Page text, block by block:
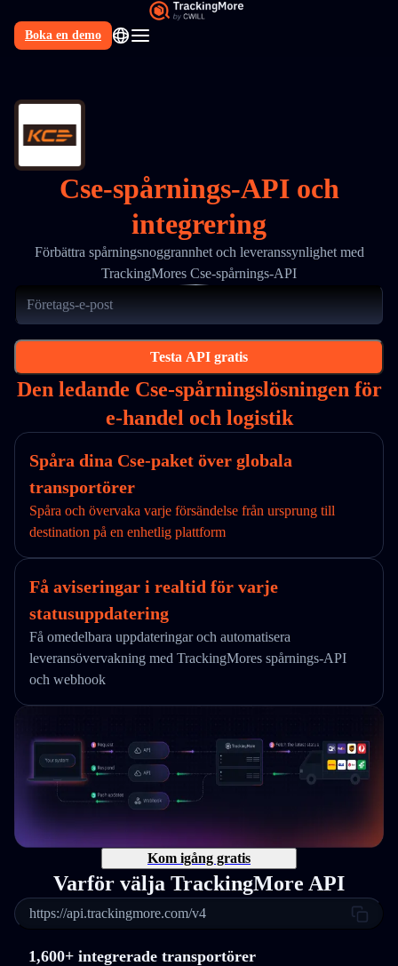
Boka en demo
Cse-spårnings-API och
integrering
Förbättra spårningsnoggrannhet och leveranssynlighet med
TrackingMores Cse-spårnings-API
Testa API gratis
Den ledande Cse-spårningslösningen för
e-handel och logistik
Spåra dina Cse-paket över globala
transportörer
Spåra och övervaka varje försändelse från ursprung till
destination på en enhetlig plattform
Få aviseringar i realtid för varje
statusuppdatering
Få omedelbara uppdateringar och automatisera
leveransövervakning med TrackingMores spårnings-API
och webhook
Kom igång gratis
Varför välja TrackingMore API
https://api.trackingmore.com/v4
1,600+ integrerade transportörer